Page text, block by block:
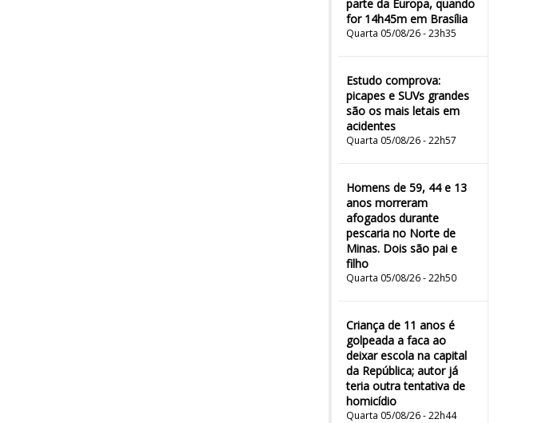
parte da Europa, quando
for 14h45m em Brasília
Quarta 05/08/26 - 23h35
Estudo comprova:
picapes e SUVs grandes
são os mais letais em
acidentes
Quarta 05/08/26 - 22h57
Homens de 59, 44 e 13
anos morreram
afogados durante
pescaria no Norte de
Minas. Dois são pai e
filho
Quarta 05/08/26 - 22h50
Criança de 11 anos é
golpeada a faca ao
deixar escola na capital
da República; autor já
teria outra tentativa de
homicídio
Quarta 05/08/26 - 22h44